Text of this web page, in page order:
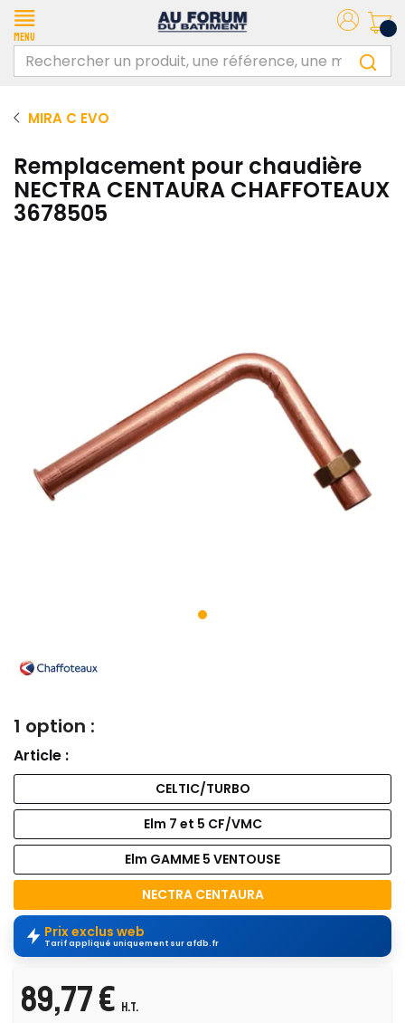
Menu
MIRA C EVO
Remplacement pour chaudière
NECTRA CENTAURA CHAFFOTEAUX
3678505
1 option :
Article :
CELTIC/TURBO
Elm 7 et 5 CF/VMC
Elm GAMME 5 VENTOUSE
NECTRA CENTAURA
Prix exclus web
Tarif appliqué uniquement sur afdb.fr
89,77 € H.T.